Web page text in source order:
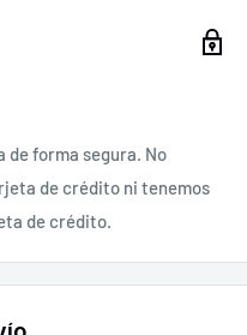
de forma segura. No
de crédito ni tenemos
de crédito.